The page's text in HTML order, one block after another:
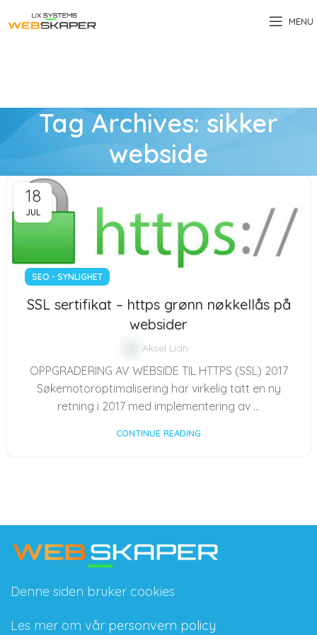
MENU
Tag Archives: sikker
webside
18
JUL
SEO - SYNLIGHET
SSL sertifikat – https grønn nøkkellås på
websider
Aksel Lian
OPPGRADERING AV WEBSIDE TIL HTTPS (SSL) 2017
Søkemotoroptimalisering har virkelig tatt en ny
retning i 2017 med implementering av ...
CONTINUE READING
Denne siden bruker cookies
Les mer om vår personvern policy